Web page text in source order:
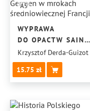
A5
WYPRAWA
DO OPACTW SAINT
MICHEL I SAINT
GERMEN
W MROKACH
ŚREDNIOWIECZNEJ
Krzysztof Derda-Guizot
15.75